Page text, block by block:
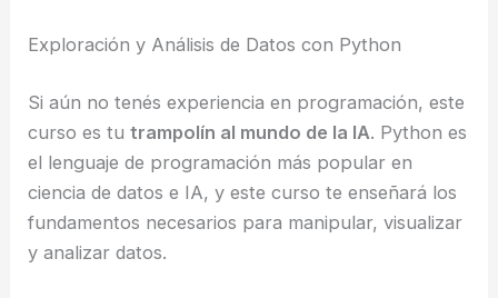
Exploración y Análisis de Datos con Python
Si aún no tenés experiencia en programación, este
curso es tutrampolín al mundo de la IA. Python es
el lenguaje de programación más popular en
ciencia de datos e IA, y este curso te enseñará los
fundamentos necesarios para manipular, visualizar
y analizar datos.